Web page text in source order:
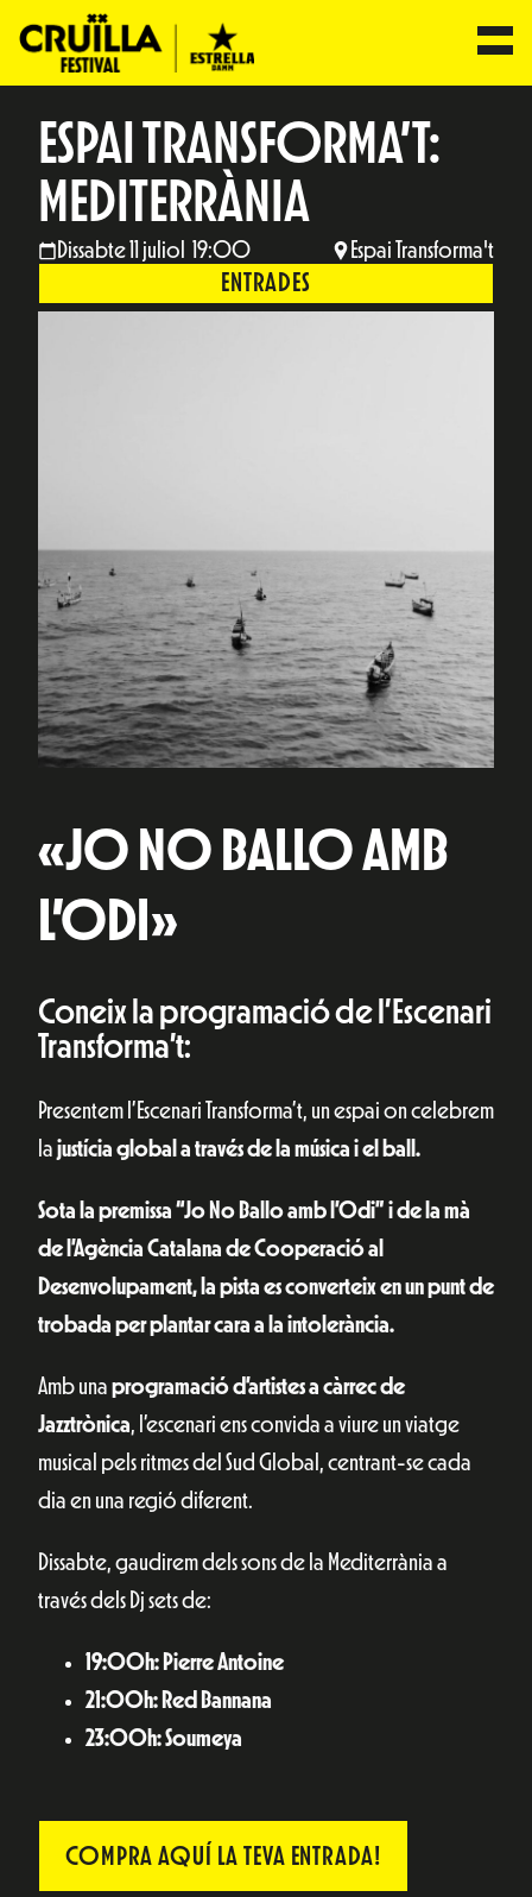
ESPAI TRANSFORMA’T:
MEDITERRÀNIA
Dissabte 11 juliol 19:00 Espai Transforma't
ENTRADES
«JO NO BALLO AMB
L’ODI»
Coneix la programació de l’Escenari
Transforma’t:
Presentem l’Escenari Transforma’t, un espai on celebrem
la justícia global a través de la música i el ball.
Sota la premissa “Jo No Ballo amb l’Odi” i de la mà
de l’Agència Catalana de Cooperació al
Desenvolupament, la pista es converteix en un punt de
trobada per plantar cara a la intolerància.
Amb una programació d’artistes a càrrec de
Jazztrònica, l’escenari ens convida a viure un viatge
musical pels ritmes del Sud Global, centrant-se cada
dia en una regió diferent.
Dissabte, gaudirem dels sons de la Mediterrània a
través dels Dj sets de:
19:00h: Pierre Antoine
21:00h: Red Bannana
23:00h: Soumeya
COMPRA AQUÍ LA TEVA ENTRADA!